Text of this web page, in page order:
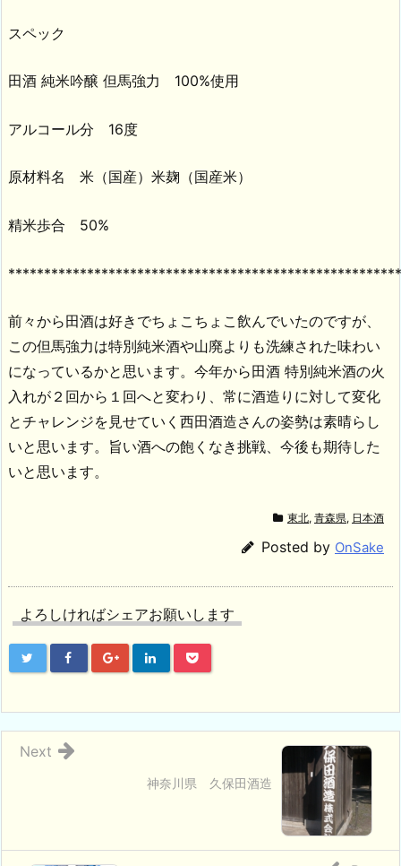
スペック
田酒 純米吟醸 但馬強力 100%使用
アルコール分 16度
原材料名 米（国産）米麹（国産米）
精米歩合 50%
前々から田酒は好きでちょこちょこ飲んでいたのですが、
この但馬強力は特別純米酒や山廃よりも洗練された味わい
になっているかと思います。今年から田酒 特別純米酒の火
入れが２回から１回へと変わり、常に酒造りに対して変化
とチャレンジを見せていく西田酒造さんの姿勢は素晴らし
いと思います。旨い酒への飽くなき挑戦、今後も期待した
いと思います。
東北, 青森県, 日本酒
Posted by OnSake
よろしければシェアお願いします
神奈川県 久保田酒造
Next